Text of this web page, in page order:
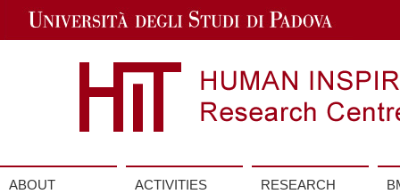
Navigation
ABOUT ACTIVITIES RESEARCH